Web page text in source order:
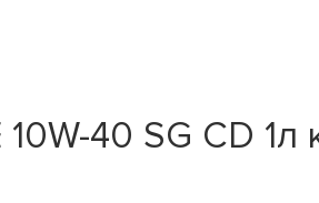
40 SG CD 1л